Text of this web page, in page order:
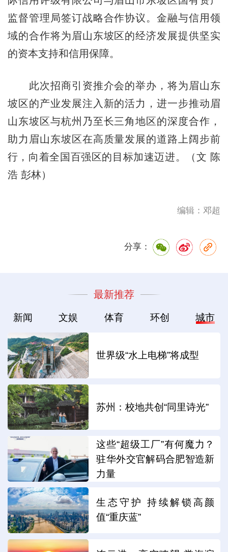
监督管理局签订战略合作协议。金融与信用领
域的合作将为眉山东坡区的经济发展提供坚实
的资本支持和信用保障。
此次招商引资推介会的举办，将为眉山东
坡区的产业发展注入新的活力，进一步推动眉
山东坡区与杭州乃至长三角地区的深度合作，
助力眉山东坡区在高质量发展的道路上阔步前
行，向着全国百强区的目标加速迈进。（文 陈
浩 彭林）
编辑：邓超
分享：
最新推荐
新闻 文娱 体育 环创 城市
世界级“水上电梯”将成型
苏州：校地共创“同里诗光”
这些“超级工厂”有何魔力？
驻华外交官解码合肥智造新
力量
生态守护 持续解锁高颜
值“重庆蓝”